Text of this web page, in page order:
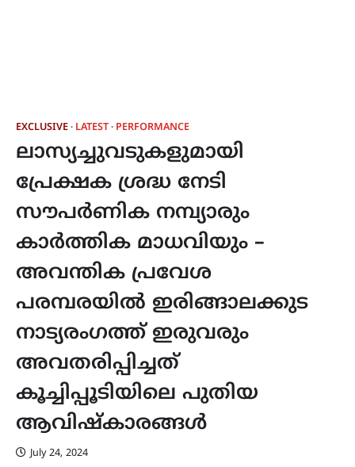
EXCLUSIVE LATEST PERFORMANCE
ലാസ്യച്ചുവടുകളുമായി
പ്രേക്ഷക ശ്രദ്ധ നേടി
സൗപർണിക നമ്പ്യാരും
കാർത്തിക മാധവിയും –
അവന്തിക പ്രവേശ
പരമ്പരയിൽ ഇരിങ്ങാലക്കുട
നാട്യരംഗത്ത് ഇരുവരും
അവതരിപ്പിച്ചത്
കൂച്ചിപ്പൂടിയിലെ പുതിയ
ആവിഷ്കാരങ്ങൾ
July 24, 2024